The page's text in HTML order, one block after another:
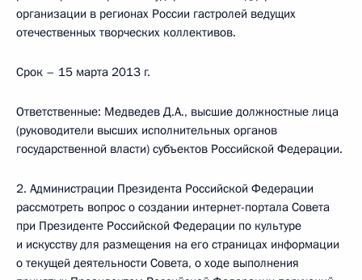
организации в регионах России гастролей ведущих
отечественных творческих коллективов.
Срок – 15 марта 2013 г.
Ответственные: Медведев Д.А., высшие должностные лица
(руководители высших исполнительных органов
государственной власти) субъектов Российской Федерации.
2. Администрации Президента Российской Федерации
рассмотреть вопрос о создании интернет-портала Совета
при Президенте Российской Федерации по культуре
и искусству для размещения на его страницах информации
о текущей деятельности Совета, о ходе выполнения